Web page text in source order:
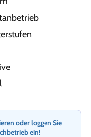
oder loggen Sie
ein!